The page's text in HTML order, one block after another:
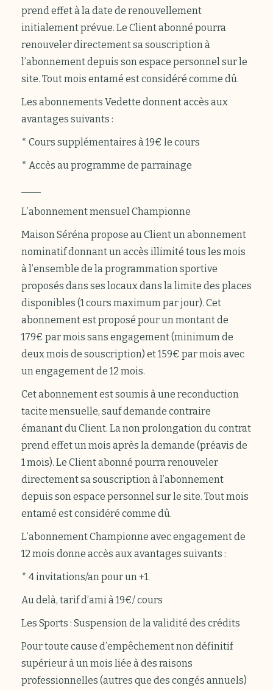
prend effet à la date de renouvellement
initialement prévue. Le Client abonné pourra
renouveler directement sa souscription à
l’abonnement depuis son espace personnel sur le
site. Tout mois entamé est considéré comme dû.
Les abonnements Vedette donnent accès aux
avantages suivants :
* Cours supplémentaires à 19€ le cours
* Accès au programme de parrainage
L’abonnement mensuel Championne
Maison Séréna propose au Client un abonnement
nominatif donnant un accès illimité tous les mois
à l’ensemble de la programmation sportive
proposés dans ses locaux dans la limite des places
disponibles (1 cours maximum par jour). Cet
abonnement est proposé pour un montant de
179€ par mois sans engagement (minimum de
deux mois de souscription) et 159€ par mois avec
un engagement de 12 mois.
Cet abonnement est soumis à une reconduction
tacite mensuelle, sauf demande contraire
émanant du Client. La non prolongation du contrat
prend effet un mois après la demande (préavis de
1 mois). Le Client abonné pourra renouveler
directement sa souscription à l’abonnement
depuis son espace personnel sur le site. Tout mois
entamé est considéré comme dû.
L’abonnement Championne avec engagement de
12 mois donne accès aux avantages suivants :
* 4 invitations/an pour un +1.
Au delà, tarif d’ami à 19€/ cours
Les Sports : Suspension de la validité des crédits
Pour toute cause d’empêchement non définitif
supérieur à un mois liée à des raisons
professionnelles (autres que des congés annuels)